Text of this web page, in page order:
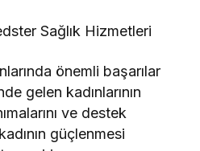
Sağlık Hizmetleri
önemli başarılar
gelen kadınlarının
ve destek
güçlenmesi